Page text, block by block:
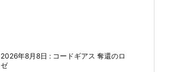
2026年8月8日 : コードギアス 奪還のロ
ゼ